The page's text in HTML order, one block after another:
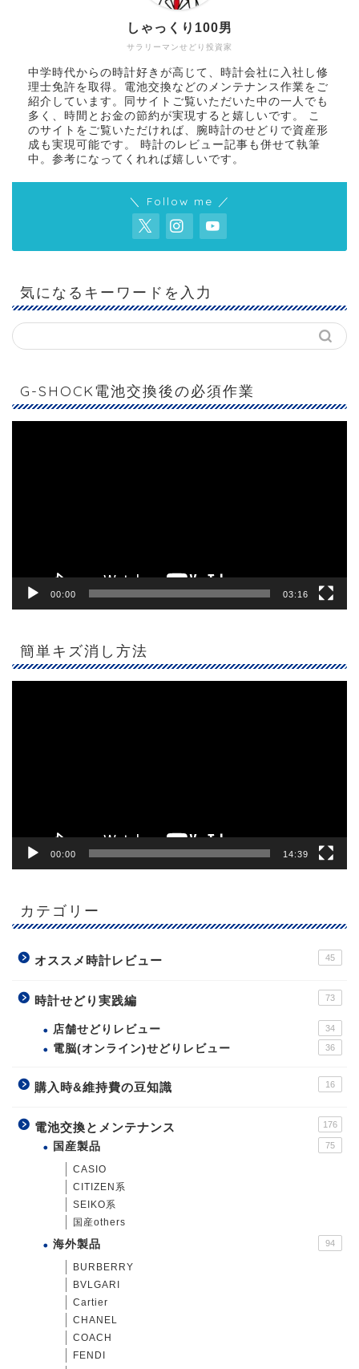
サラリーマンせどり投資家
しゃっくり100男
中学時代からの時計好きが高じて、時計会社に入社し修
理士免許を取得。電池交換などのメンテナンス作業をご
紹介しています。同サイトご覧いただいた中の一人でも
多く、時間とお金の節約が実現すると嬉しいです。 こ
のサイトをご覧いただければ、腕時計のせどりで資産形
成も実現可能です。 時計のレビュー記事も併せて執筆
中。参考になってくれれば嬉しいです。
＼ Follow me ／
気になるキーワードを入力
G-SHOCK電池交換後の必須作業
00:00 03:16
簡単キズ消し方法
00:00 14:39
カテゴリー
オススメ時計レビュー 45
時計せどり実践編 73
店舗せどりレビュー 34
電脳(オンライン)せどりレビュー 36
購入時&維持費の豆知識 16
電池交換とメンテナンス 176
国産製品 75
CASIO
CITIZEN系
SEIKO系
国産others
海外製品 94
BURBERRY
BVLGARI
Cartier
CHANEL
COACH
FENDI